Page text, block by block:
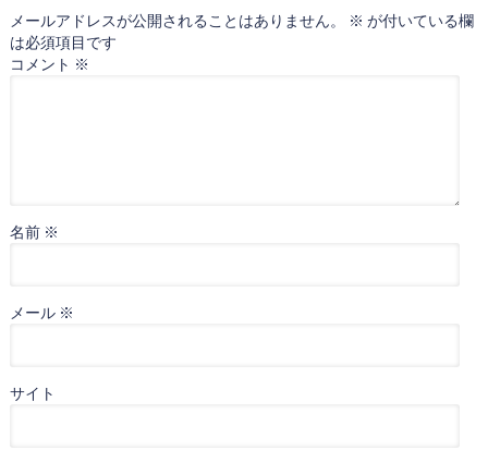
メールアドレスが公開されることはありません。 ※ が付いている欄
は必須項目です
コメント ※
名前 ※
メール ※
サイト